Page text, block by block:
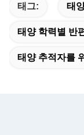
태그: 태
태양 학력별 반
태양 추적자를